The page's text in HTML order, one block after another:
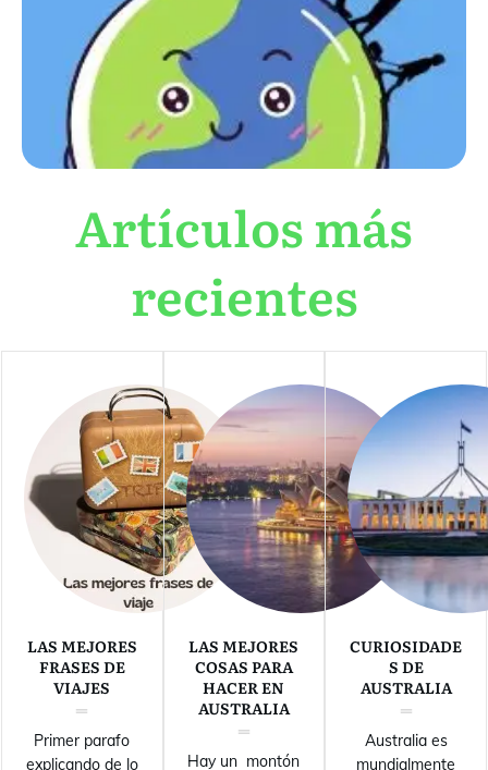
Artículos más
recientes
LAS MEJORES
FRASES DE
VIAJES
Primer parafo
explicando de lo
LAS MEJORES
COSAS PARA
HACER EN
AUSTRALIA
Hay un montón
CURIOSIDADE
S DE
AUSTRALIA
Australia es
mundialmente